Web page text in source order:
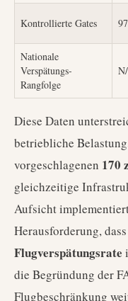
Kontrollierte Gates 97
Nationale
Verspätungs-
Rangfolge
Diese Daten
betriebliche
vorgeschlagenen 170
gleichzeitige
Aufsicht
Herausforderung,
Flugverspätungsrate
die Begründung der
Flugbeschränkung